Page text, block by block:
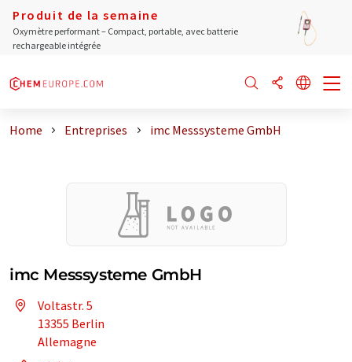
Produit de la semaine
Oxymètre performant – Compact, portable, avec batterie
rechargeable intégrée
Home Entreprises imc Messsysteme GmbH
imc Messsysteme GmbH
Voltastr. 5
13355 Berlin
Allemagne